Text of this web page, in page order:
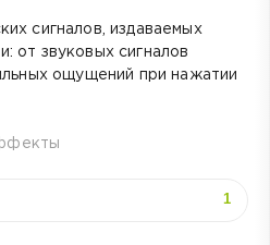
сигналов, издаваемых
от звуковых сигналов
ощущений при нажатии
1